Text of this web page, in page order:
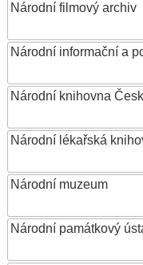
Národní filmový archiv
Národní informační a
Národní knihovna
Národní lékařská
Národní muzeum
Národní památkový